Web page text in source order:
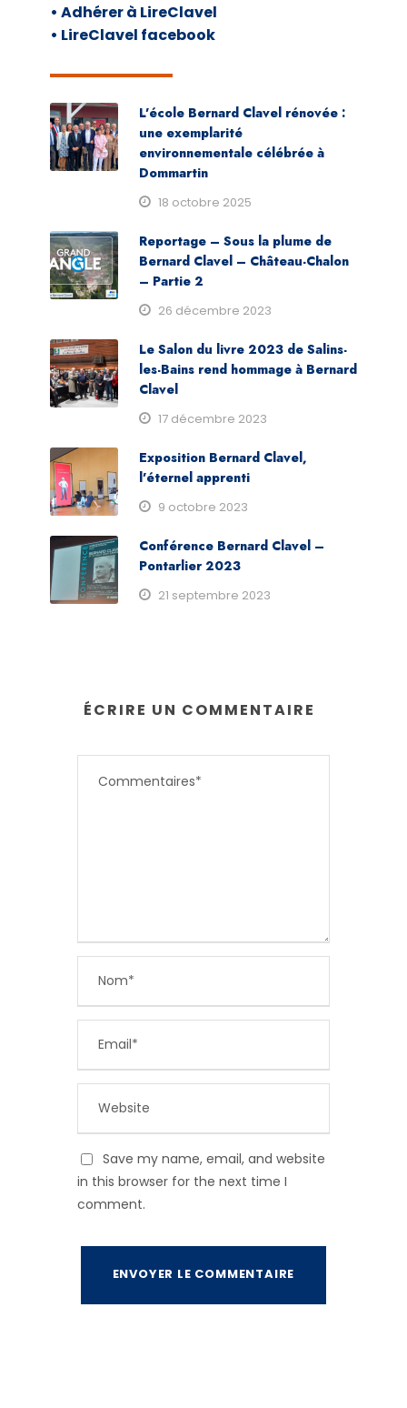
• Adhérer à LireClavel
• LireClavel facebook
L’école Bernard Clavel rénovée :
une exemplarité
environnementale célébrée à
Dommartin
18 octobre 2025
Reportage – Sous la plume de
Bernard Clavel – Château-Chalon
– Partie 2
26 décembre 2023
Le Salon du livre 2023 de Salins-
les-Bains rend hommage à Bernard
Clavel
17 décembre 2023
Exposition Bernard Clavel,
l’éternel apprenti
9 octobre 2023
Conférence Bernard Clavel –
Pontarlier 2023
21 septembre 2023
ÉCRIRE UN COMMENTAIRE
Save my name, email, and website
in this browser for the next time I
comment.